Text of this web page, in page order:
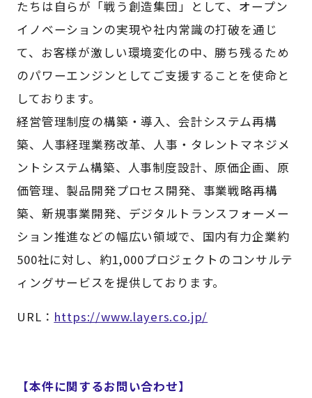
たちは自らが「戦う創造集団」として、オープン
イノベーションの実現や社内常識の打破を通じ
て、お客様が激しい環境変化の中、勝ち残るため
のパワーエンジンとしてご支援することを使命と
しております。
経営管理制度の構築・導入、会計システム再構
築、人事経理業務改革、人事・タレントマネジメ
ントシステム構築、人事制度設計、原価企画、原
価管理、製品開発プロセス開発、事業戦略再構
築、新規事業開発、デジタルトランスフォーメー
ション推進などの幅広い領域で、国内有力企業約
500社に対し、約1,000プロジェクトのコンサルテ
ィングサービスを提供しております。
URL： https://www.layers.co.jp/
【本件に関するお問い合わせ】